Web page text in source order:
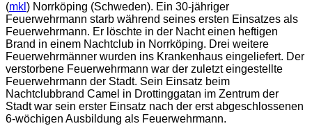
(mkl ) Norrköping (Schweden). Ein 30-jähriger
Feuerwehrmann starb während seines ersten Einsatzes als
Feuerwehrmann. Er löschte in der Nacht einen heftigen
Brand in einem Nachtclub in Norrköping. Drei weitere
Feuerwehrmänner wurden ins Krankenhaus eingeliefert. Der
verstorbene Feuerwehrmann war der zuletzt eingestellte
Feuerwehrmann der Stadt. Sein Einsatz beim
Nachtclubbrand Camel in Drottinggatan im Zentrum der
Stadt war sein erster Einsatz nach der erst abgeschlossenen
6-wöchigen Ausbildung als Feuerwehrmann.